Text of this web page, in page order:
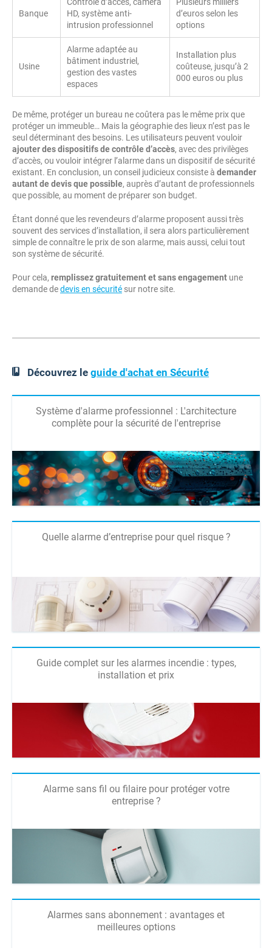
Banque
HD, système anti-
intrusion professionnel
d’euros selon les
options
Usine
Alarme adaptée au
bâtiment industriel,
gestion des vastes
espaces
Installation plus
coûteuse, jusqu’à 2
000 euros ou plus
De même, protéger un bureau ne coûtera pas le même prix que
protéger un immeuble… Mais la géographie des lieux n’est pas le
seul déterminant des besoins. Les utilisateurs peuvent vouloir
ajouter des dispositifs de contrôle d’accès, avec des privilèges
d’accès, ou vouloir intégrer l’alarme dans un dispositif de sécurité
existant. En conclusion, un conseil judicieux consiste à demander
autant de devis que possible, auprès d’autant de professionnels
que possible, au moment de préparer son budget.
Étant donné que les revendeurs d’alarme proposent aussi très
souvent des services d’installation, il sera alors particulièrement
simple de connaître le prix de son alarme, mais aussi, celui tout
son système de sécurité.
Pour cela, remplissez gratuitement et sans engagement une
demande dedevis en sécurité sur notre site.
Découvrez leguide d'achat en Sécurité
Système d'alarme professionnel : L'architecture
complète pour la sécurité de l'entreprise
Quelle alarme d’entreprise pour quel risque ?
Guide complet sur les alarmes incendie : types,
installation et prix
Alarme sans fil ou filaire pour protéger votre
entreprise ?
Alarmes sans abonnement : avantages et
meilleures options